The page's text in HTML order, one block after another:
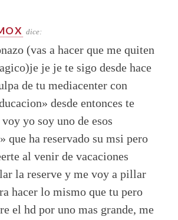
dice:
(vas a hacer que me quiten
je je te sigo desde hace
de tu mediacenter con
desde entonces te
yo soy uno de esos
que ha reservado su msi pero
al venir de vacaciones
la reserve y me voy a pillar
hacer lo mismo que tu pero
el hd por uno mas grande, me